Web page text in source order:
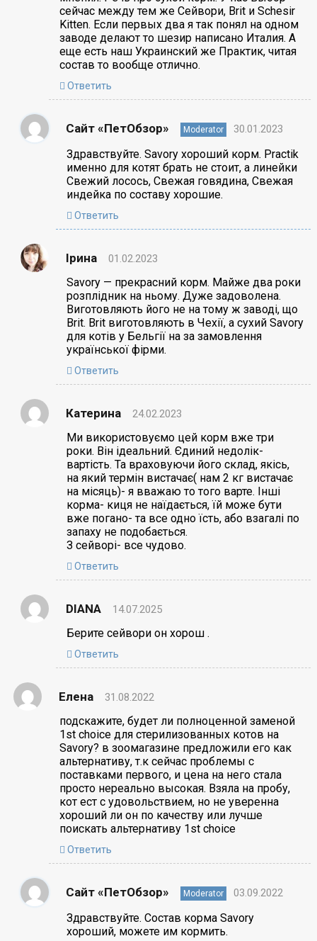
сейчас между тем же Cейвори, Brit и Schesir
Kitten. Если первых два я так понял на одном
заводе делают то шезир написано Италия. А
еще есть наш Украинский же Практик, читая
состав то вообще отлично.
Ответить
Сайт «ПетОбзор» Moderator 30.01.2023
Здравствуйте. Savory хороший корм. Practik
именно для котят брать не стоит, а линейки
Свежий лосось, Свежая говядина, Свежая
индейка по составу хорошие.
Ответить
Ірина 01.02.2023
Savory — прекрасний корм. Майже два роки
розплідник на ньому. Дуже задоволена.
Виготовляють його не на тому ж заводі, що
Brit. Brit виготовляють в Чехії, а сухий Savory
для котів у Бельгії на за замовлення
української фірми.
Ответить
Катерина 24.02.2023
Ми використовуємо цей корм вже три
роки. Він ідеальний. Єдиний недолік-
вартість. Та враховуючи його склад, якісь,
на який термін вистачає( нам 2 кг вистачає
на місяць)- я вважаю то того варте. Інші
корма- киця не наїдається, їй може бути
вже погано- та все одно їсть, або взагалі по
запаху не подобається.
З сейворі- все чудово.
Ответить
DIANA 14.07.2025
Берите сейвори он хорош .
Ответить
Елена 31.08.2022
подскажите, будет ли полноценной заменой
1st choice для стерилизованных котов на
Savory? в зоомагазине предложили его как
альтернативу, т.к сейчас проблемы с
поставками первого, и цена на него стала
просто нереально высокая. Взяла на пробу,
кот ест с удовольствием, но не уверенна
хороший ли он по качеству или лучше
поискать альтернативу 1st choice
Ответить
Сайт «ПетОбзор» Moderator 03.09.2022
Здравствуйте. Состав корма Savory
хороший, можете им кормить.